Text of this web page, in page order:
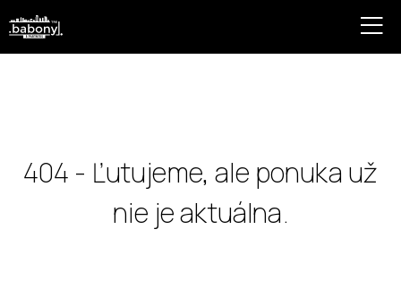
404 - Ľutujeme, ale ponuka už
nie je aktuálna.